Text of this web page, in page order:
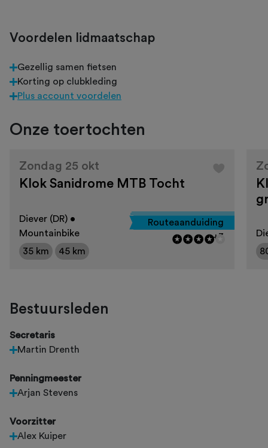
Voordelen lidmaatschap
Gezellig samen fietsen
Korting op clubkleding
Plus account voordelen
Onze toertochten
Zondag 25 okt
Klok Sanidrome MTB Tocht
Diever (DR) •
Mountainbike
35 km
45 km
Routeaanduiding
+3
Bestuursleden
Secretaris
Martin Drenth
Penningmeester
Arjan Stevens
Voorzitter
Alex Kuiper